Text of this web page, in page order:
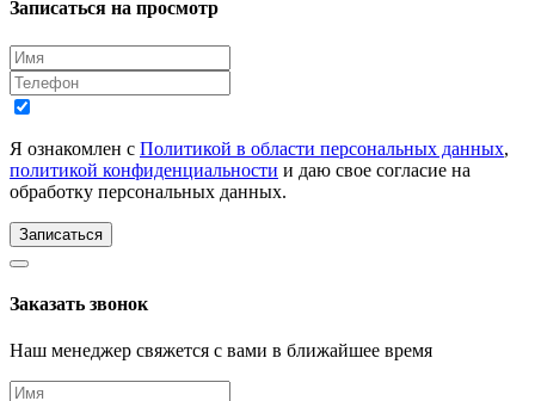
Записаться на просмотр
Я ознакомлен с Политикой в области персональных данных,
политикой конфиденциальности и даю свое согласие на
обработку персональных данных.
Записаться
Заказать звонок
Наш менеджер свяжется с вами в ближайшее время